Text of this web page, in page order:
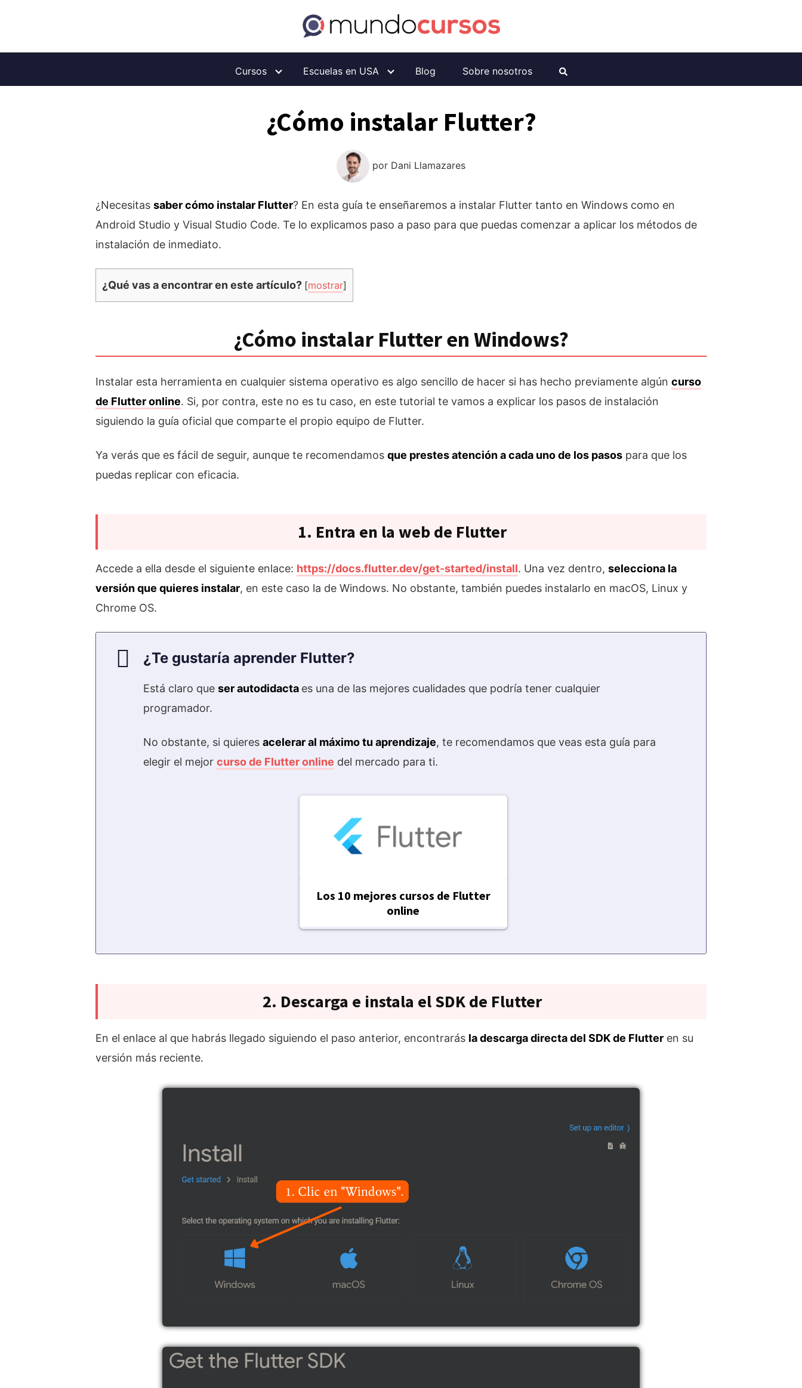
Cursos Escuelas en USA Blog Sobre nosotros
¿Cómo instalar Flutter?
por Dani Llamazares
¿Necesitas saber cómo instalar Flutter? En esta guía te enseñaremos a instalar Flutter tanto en Windows como en
Android Studio y Visual Studio Code. Te lo explicamos paso a paso para que puedas comenzar a aplicar los métodos de
instalación de inmediato.
¿Qué vas a encontrar en este artículo? [mostrar]
¿Cómo instalar Flutter en Windows?
Instalar esta herramienta en cualquier sistema operativo es algo sencillo de hacer si has hecho previamente algún curso
de Flutter online. Si, por contra, este no es tu caso, en este tutorial te vamos a explicar los pasos de instalación
siguiendo la guía oficial que comparte el propio equipo de Flutter.
Ya verás que es fácil de seguir, aunque te recomendamos que prestes atención a cada uno de los pasos para que los
puedas replicar con eficacia.
1. Entra en la web de Flutter
Accede a ella desde el siguiente enlace: https://docs.flutter.dev/get-started/install. Una vez dentro, selecciona la
versión que quieres instalar, en este caso la de Windows. No obstante, también puedes instalarlo en macOS, Linux y
Chrome OS.
¿Te gustaría aprender Flutter?
Está claro que ser autodidacta es una de las mejores cualidades que podría tener cualquier
programador.
No obstante, si quieres acelerar al máximo tu aprendizaje, te recomendamos que veas esta guía para
elegir el mejor curso de Flutter online del mercado para ti.
Los 10 mejores cursos de Flutter
online
2. Descarga e instala el SDK de Flutter
En el enlace al que habrás llegado siguiendo el paso anterior, encontrarás la descarga directa del SDK de Flutter en su
versión más reciente.